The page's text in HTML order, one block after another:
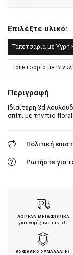
Επιλέξτε υλικό:
Ταπετσαρία με Υγρή
Ταπετσαρία με
Περιγραφή
Ιδιαίτερη 3d
σπίτι με την πιο
Πολιτική
Ρωτήστε για
ΔΩΡΕΑΝ ΜΕΤΑΦΟΡΙΚΑ
για αγορές άνω των 50€
ΑΣΦΑΛΕΙΣ ΣΥΝΑΛΛΑΓΕΣ